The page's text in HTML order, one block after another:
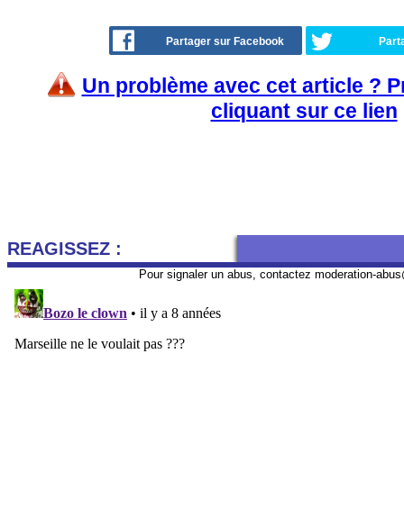
Partager sur Facebook
Un problème avec cet article ?
cliquant sur ce lien
REAGISSEZ :
Pour signaler un abus, contactez moderation-